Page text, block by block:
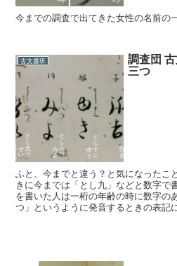
今までの調査で出てきた女性の名前の
古文書班 調査団
三つ
ふと、今までと違う？と気になったこ
きに今までは「とし九」などと数字で
を書いた人は一桁の年齢の時に数字の
つ」というように発音するときの表記